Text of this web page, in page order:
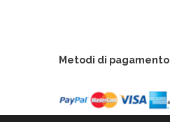
Metodi di pagamento